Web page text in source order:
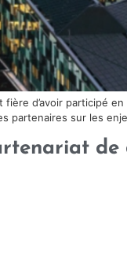
d’avoir participé
partenaires sur les
de